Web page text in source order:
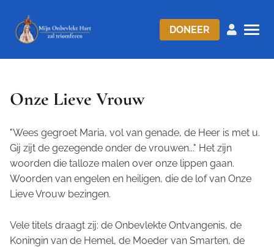
DONEER
Onze Lieve Vrouw
"Wees gegroet Maria, vol van genade, de Heer is met u.
Gij zijt de gezegende onder de vrouwen..." Het zijn
woorden die talloze malen over onze lippen gaan.
Woorden van engelen en heiligen, die de lof van Onze
Lieve Vrouw bezingen.
Vele titels draagt zij: de Onbevlekte Ontvangenis, de
Koningin van de Hemel, de Moeder van Smarten, de